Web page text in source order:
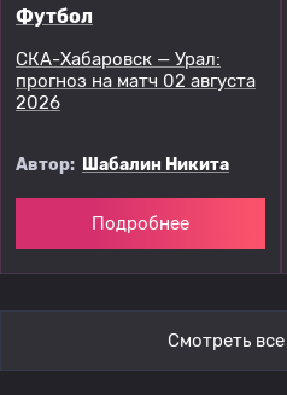
Футбол
СКА-Хабаровск — Урал:
прогноз на матч 02 августа
2026
Автор: Шабалин Никита
Подробнее
Смотреть